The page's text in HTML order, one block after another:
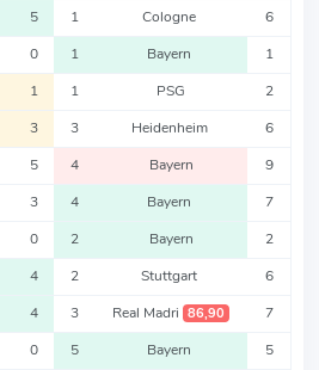
5 1 Cologne 6
0 1 Bayern 1
1 1 PSG 2
3 3 Heidenheim 6
5 4 Bayern 9
3 4 Bayern 7
0 2 Bayern 2
4 2 Stuttgart 6
4 3 Real Madri 86,90 7
0 5 Bayern 5